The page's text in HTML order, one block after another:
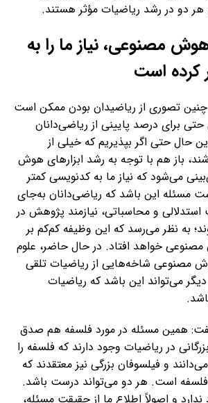
دو در رشد ریاضیات مؤثر هستند.
مصنوعی، نیاز ما را به
کرده است
چنین تصوری از ریاضیدان بودن ممکن است
برای درصد پایینی از ریاضی‌دانان
حال حتی اگر بپذیریم که خیلی‌ از
باز هم با توجه به رشد ابزارهای هوش
می‌شود که نیاز ما به کدنویسی کمتر
مسئله این باشد که ریاضی‌دانان به‌جای
و محاسباتی، نیازمند پژوهش در
به نظر می‌رسد که این وظیفه کم‌کم بر
خواهد افتاد. در حال حاضر، علوم
مصنوعی شاخه‌هایی از ریاضیات تلقی
می‌تواند این باشد که ریاضیات
همین مسئله در مورد فلسفه هم صدق
در ریاضیات وجود دارند که فلسفه را
و فیلسوفان بزرگی نیز معتقدند که
است. هر دو می‌تواند درست باشد.
و اصولاً اطلاع ما از حقیقت مسئله،